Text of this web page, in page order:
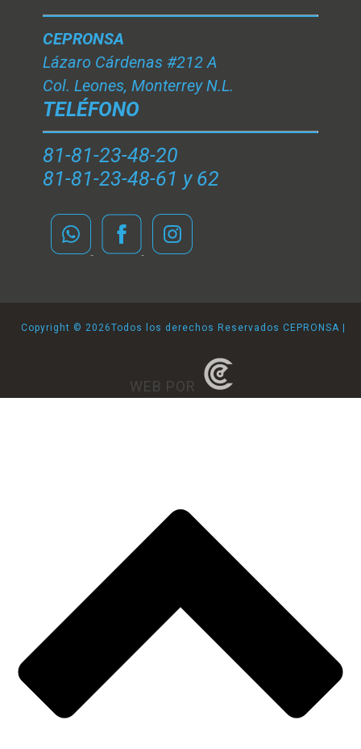
CEPRONSA
Lázaro Cárdenas #212 A
Col. Leones, Monterrey N.L.
TELÉFONO
81-81-23-48-20
81-81-23-48-61 y 62
Copyright © 2026Todos los derechos Reservados CEPRONSA |
WEB POR